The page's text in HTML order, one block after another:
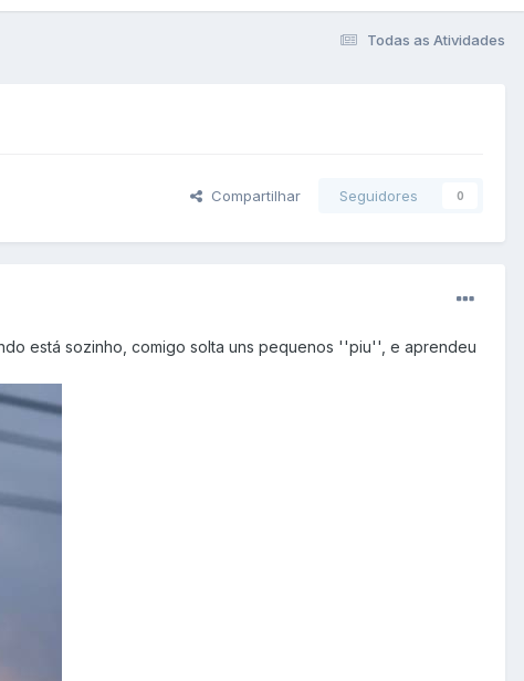
Todas as Atividades
Compartilhar Seguidores 0
está sozinho, comigo solta uns pequenos ''piu'', e aprendeu